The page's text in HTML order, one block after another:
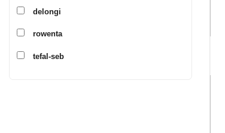
delongi
rowenta
tefal-seb